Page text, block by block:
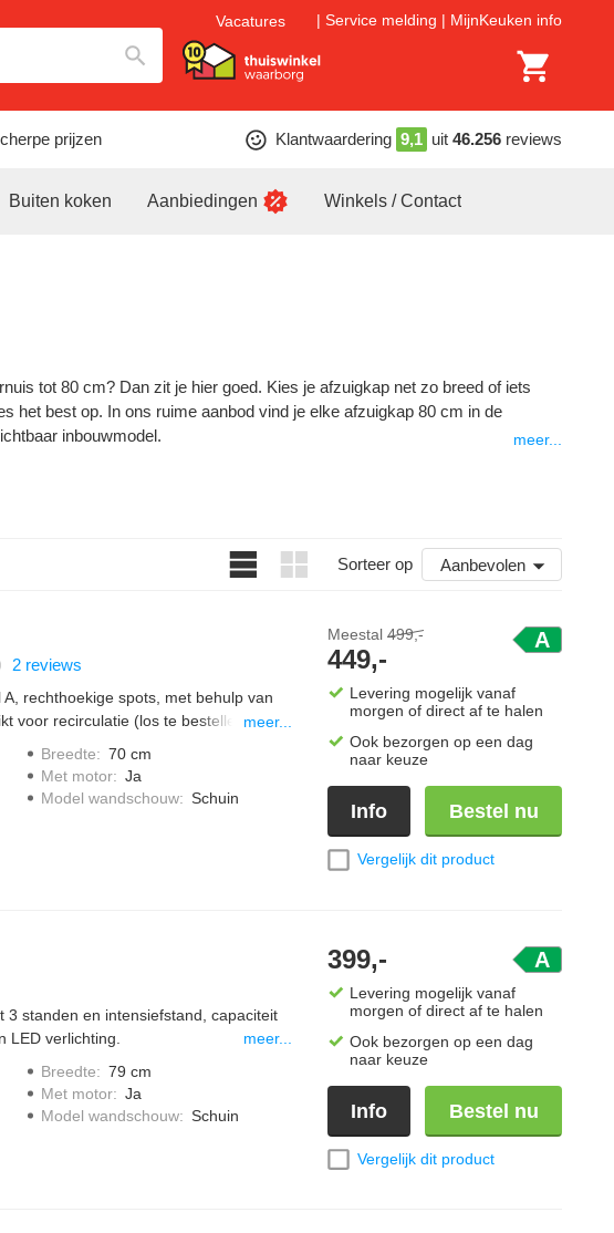
Vacatures Service melding MijnKeuken info
prijzen Klantwaardering 9,1 uit 46.256 reviews
Buiten koken Aanbiedingen Winkels / Contact
tot 80 cm? Dan zit je hier goed. Kies je afzuigkap net zo breed of iets
het best op. In ons ruime aanbod vind je elke afzuigkap 80 cm in de
inbouwmodel.
deze pagina weet je zeker dat een afzuigkap van 80 cm breed bij jouw
300 euro.
meer...
Sorteer op Aanbevolen
2 reviews
rechthoekige spots, met behulp van
voor recirculatie (los te bestellen)meer...
Breedte: 70 cm
Met motor: Ja
Model wandschouw: Schuin
A
Meestal 499,-
449,-
Levering mogelijk vanaf
morgen of direct af te halen
Ook bezorgen op een dag
naar keuze
Info Bestel nu
Vergelijk dit product
3 standen en intensiefstand, capaciteit
LED verlichting.
meer...
Breedte: 79 cm
Met motor: Ja
Model wandschouw: Schuin
A
399,-
Levering mogelijk vanaf
morgen of direct af te halen
Ook bezorgen op een dag
naar keuze
Info Bestel nu
Vergelijk dit product